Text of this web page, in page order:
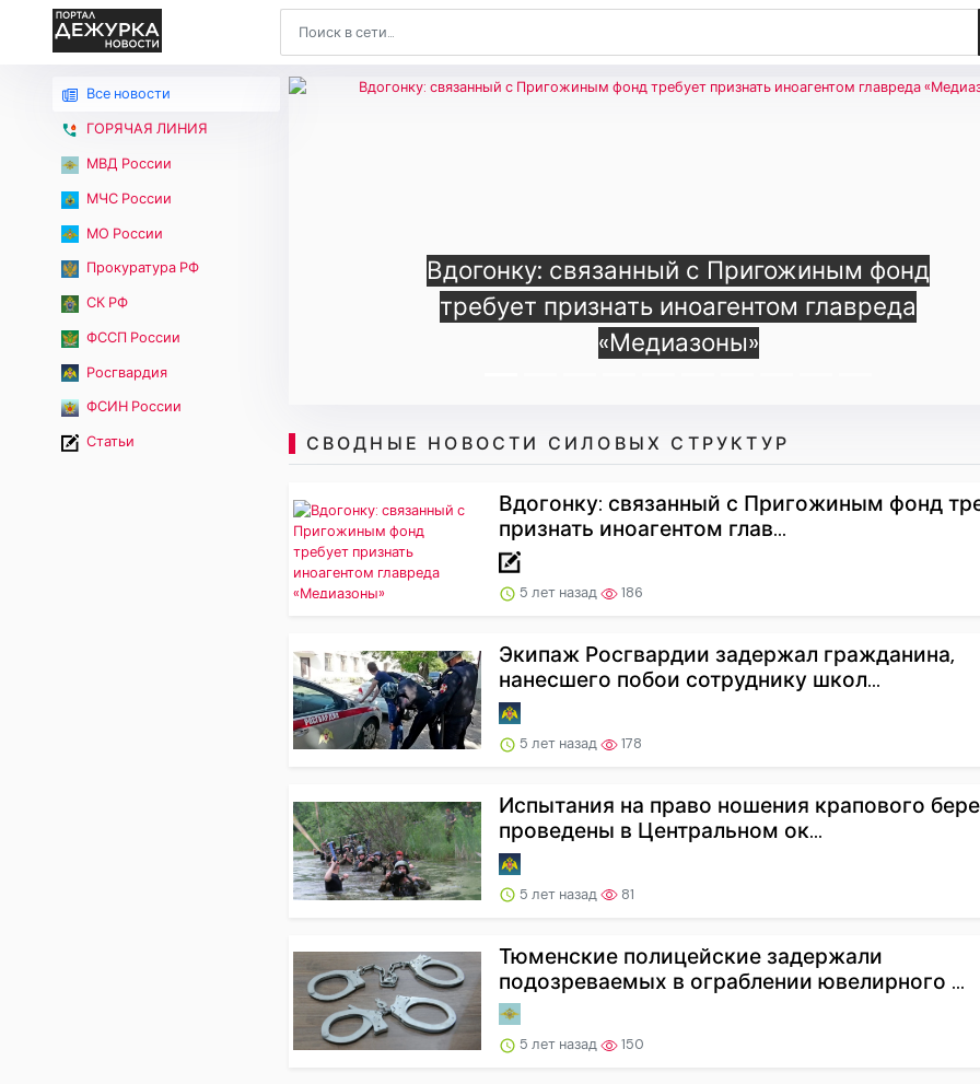
Все новости
ГОРЯЧАЯ ЛИНИЯ
МВД России
МЧС России
МО России
Прокуратура РФ
СК РФ
ФССП России
Росгвардия
ФСИН России
Статьи
Экипаж Росгвардии задержал гражданина,
нанесшего побои сотруднику школы
СВОДНЫЕ НОВОСТИ СИЛОВЫХ СТРУКТУР
Вдогонку: связанный с Пригожиным фонд
признать иноагентом глав...
5 лет назад 186
Экипаж Росгвардии задержал гражданина,
нанесшего побои сотруднику школ...
5 лет назад 178
Испытания на право ношения крапового
проведены в Центральном ок...
5 лет назад 81
Тюменские полицейские задержали
подозреваемых в ограблении ювелирного ...
5 лет назад 150